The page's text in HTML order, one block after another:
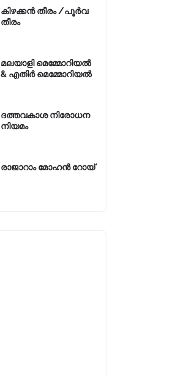
കിഴക്കന്‍ തീരം /പൂർവ
തീരം
മലയാളി മെമ്മോറിയൽ
& എതിർ മെമ്മോറിയൽ
ദത്തവകാശ നിരോധന
നിയമം
രാജാറാം മോഹൻ റോയ്‌